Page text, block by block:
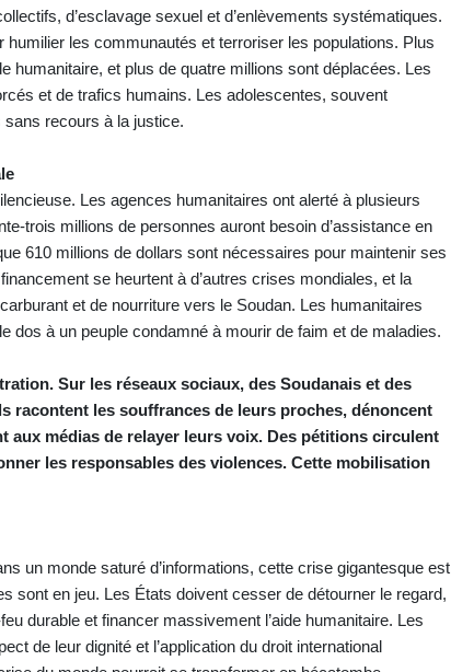
d’esclavage sexuel et d’enlèvements systématiques.
les communautés et terroriser les populations. Plus
humanitaire, et plus de quatre millions sont déplacées. Les
et de trafics humains. Les adolescentes, souvent
recours à la justice.
Les agences humanitaires ont alerté à plusieurs
trois millions de personnes auront besoin d’assistance en
610 millions de dollars sont nécessaires pour maintenir ses
se heurtent à d’autres crises mondiales, et la
et de nourriture vers le Soudan. Les humanitaires
dos à un peuple condamné à mourir de faim et de maladies.
Sur les réseaux sociaux, des Soudanais et des
racontent les souffrances de leurs proches, dénoncent
aux médias de relayer leurs voix. Des pétitions circulent
les responsables des violences. Cette mobilisation
un monde saturé d’informations, cette crise gigantesque est
sont en jeu. Les États doivent cesser de détourner le regard,
durable et financer massivement l’aide humanitaire. Les
de leur dignité et l’application du droit international